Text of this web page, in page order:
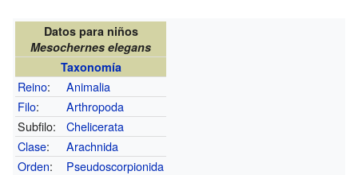
Datos para niños
Mesochernes elegans
Taxonomía
Reino:
Animalia
Filo:
Arthropoda
Subfilo:
Chelicerata
Clase:
Arachnida
Orden:
Pseudoscorpionida